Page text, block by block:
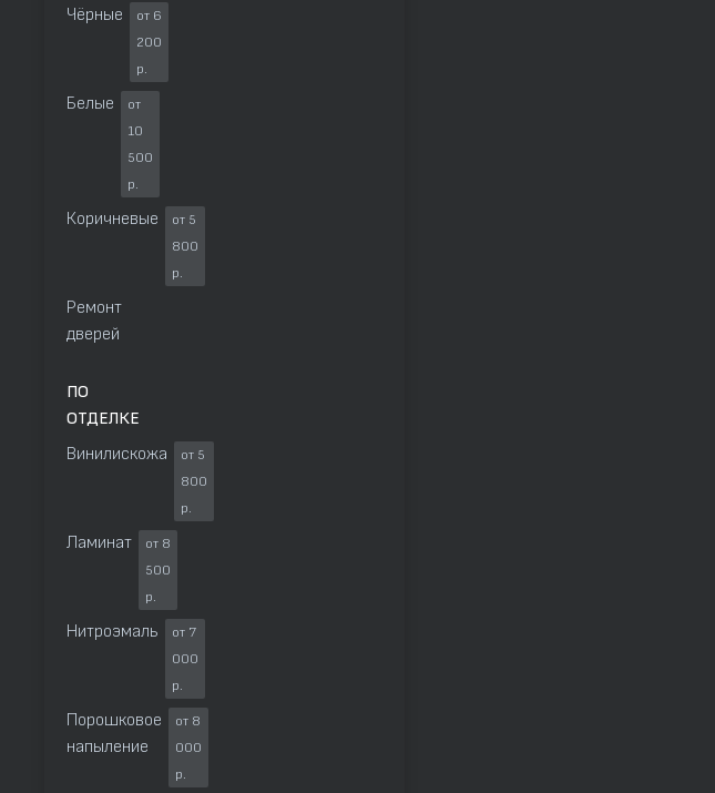
Чёрные
от 6
200
р.
Белые
от
10
500
р.
Коричневые
от 5
800
р.
Ремонт
дверей
ПО
ОТДЕЛКЕ
Винилискожа
от 5
800
р.
Ламинат
от 8
500
р.
Нитроэмаль
от 7
000
р.
Порошковое
напыление
от 8
000
р.